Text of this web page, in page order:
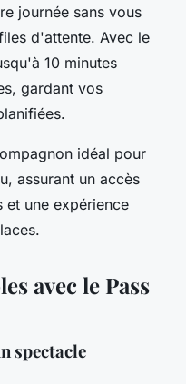
journée sans vous
d'attente. Avec le
10 minutes
gardant vos
idéal pour
assurant un accès
et une expérience
avec le Pass
spectacle